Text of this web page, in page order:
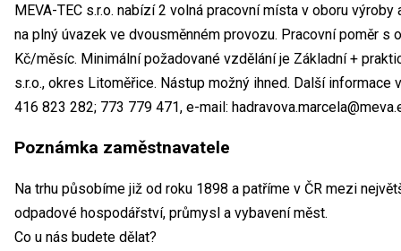
MEVA-TEC s.r.o. nabízí 2 volná pracovní místa v oboru
na plný úvazek ve dvousměnném provozu. Pracovní poměr s
Kč/měsíc. Minimální požadované vzdělání je Základní +
s.r.o., okres Litoměřice. Nástup možný ihned. Další informace
416 823 282; 773 779 471, e-mail:
Poznámka zaměstnavatele
Na trhu působíme již od roku 1898 a patříme v ČR mezi
odpadové hospodářství, průmysl a vybavení měst.
Co u nás budete dělat?